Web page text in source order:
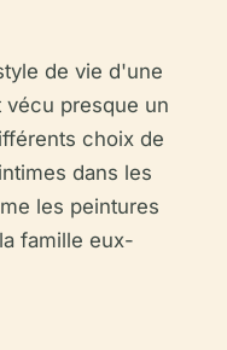
de vie d'une
vécu presque un
choix de
dans les
les peintures
famille eux-